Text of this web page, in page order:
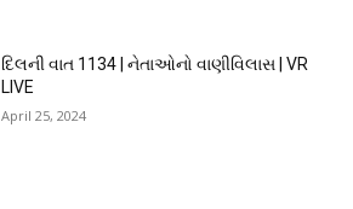
દિલની વાત 1134 | નેતાઓનો વાણીવિલાસ | VR
LIVE
April 25, 2024